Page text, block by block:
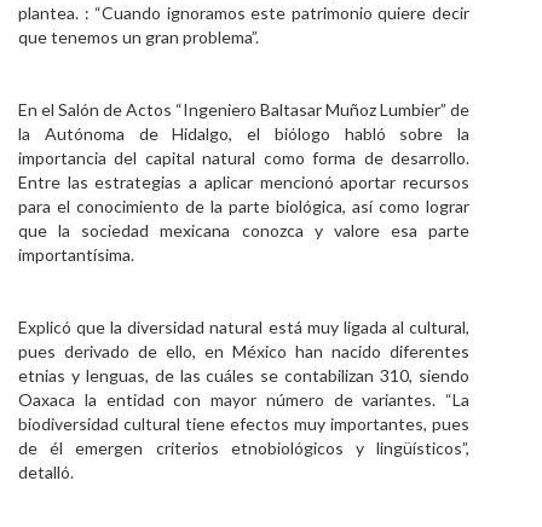
plantea. : “Cuando ignoramos este patrimonio quiere decir
que tenemos un gran problema”.
En el Salón de Actos “Ingeniero Baltasar Muñoz Lumbier” de
la Autónoma de Hidalgo, el biólogo habló sobre la
importancia del capital natural como forma de desarrollo.
Entre las estrategias a aplicar mencionó aportar recursos
para el conocimiento de la parte biológica, así como lograr
que la sociedad mexicana conozca y valore esa parte
importantísima.
Explicó que la diversidad natural está muy ligada al cultural,
pues derivado de ello, en México han nacido diferentes
etnias y lenguas, de las cuáles se contabilizan 310, siendo
Oaxaca la entidad con mayor número de variantes. “La
biodiversidad cultural tiene efectos muy importantes, pues
de él emergen criterios etnobiológicos y lingüísticos”,
detalló.